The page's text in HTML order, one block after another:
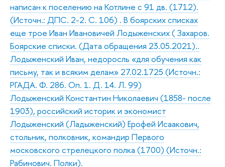
написан к поселению на Котлине с 91 дв. (1712).
(Источн.: ДПС. 2-2. С. 106) . В боярских списках
еще трое Иван Ивановичей Лодыженских ( Захаров.
Боярские списки. (Дата обращения 23.05.2021)..
Лодыженский Иван, недоросль «для обучения как
письму, так и всяким делам» 27.02.1725 (Источн.:
РГАДА. Ф. 286. Оп. 1. Д. 14. Л. 99)
Лодыженский Константин Николаевич (1858- после
1903), российский историк и экономист
Лодыженский (Ладыженский) Ерофей Исаакович,
стольник, полковник, командир Первого
московского стрелецкого полка (1700) (Источн.:
Рабинович. Полки).